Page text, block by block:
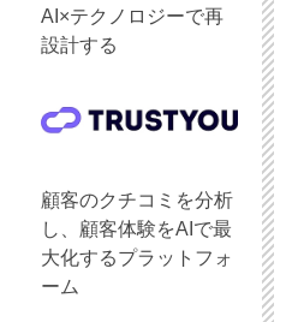
AI×テクノロジーで再
設計する
顧客のクチコミを分析
し、顧客体験をAIで最
大化するプラットフォ
ーム